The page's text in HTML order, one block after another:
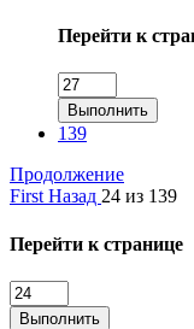
Перейти к
Выполнить
139
Продолжение
First Назад 24 из 139
Перейти к странице
Выполнить